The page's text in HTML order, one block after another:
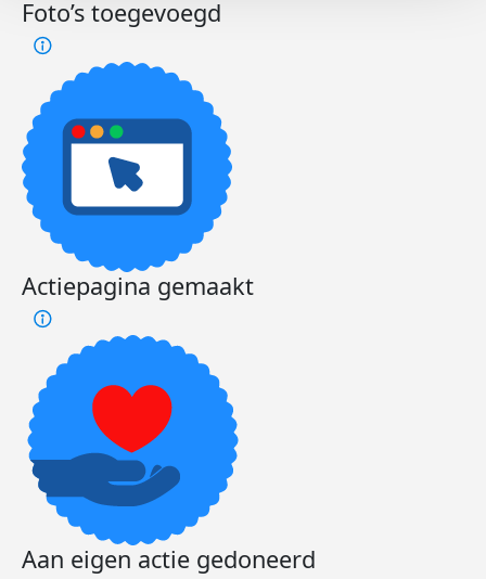
Foto’s toegevoegd
Actiepagina gemaakt
Aan eigen actie gedoneerd